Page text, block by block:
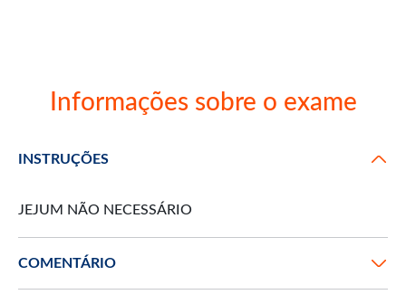
Informações sobre o exame
INSTRUÇÕES
JEJUM NÃO NECESSÁRIO
COMENTÁRIO